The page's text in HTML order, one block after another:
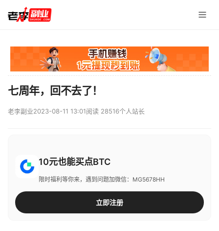
七周年，回不去了！
老李副业2023-08-11 13:01阅读 28516个人站长
10元也能买点BTC
限时福利等你来，遇到问题加微信：MG5678HH
立即注册